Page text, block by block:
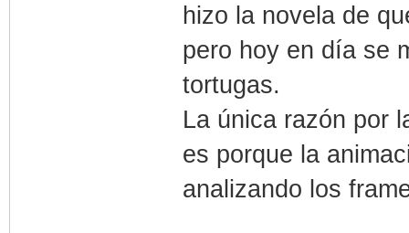
hizo la novela de
pero hoy en día se
tortugas.
La única razón por
es porque la
analizando los